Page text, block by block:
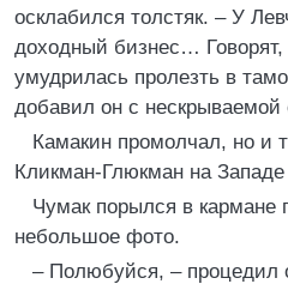
осклабился толстяк. – У
доходный бизнес…
умудрилась пролезть в
добавил он с нескрываемой
Камакин промолчал, но и
Кликман-Глюкман на Западе
Чумак порылся в кармане
небольшое фото.
– Полюбуйся, – процедил